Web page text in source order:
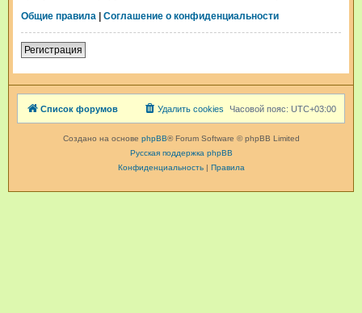
Общие правила | Соглашение о конфиденциальности
Регистрация
Список форумов Часовой пояс: UTC+03:00
Удалить cookies
Создано на основе phpBB® Forum Software © phpBB Limited
Русская поддержка phpBB
Конфиденциальность| Правила